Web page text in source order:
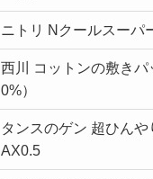
ニトリ Nクールスーパ
西川 コットンの敷きパ
0%）
タンスのゲン 超ひんや
AX0.5